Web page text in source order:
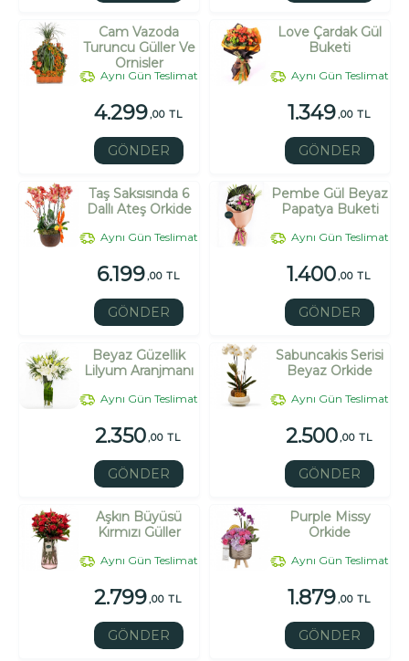
Cam Vazoda
Turuncu Güller Ve
Ornisler
Aynı Gün Teslimat
4.299,00 TL
GÖNDER
Love Çardak Gül
Buketi
Aynı Gün Teslimat
1.349,00 TL
GÖNDER
Taş Saksısında 6
Dallı Ateş Orkide
Aynı Gün Teslimat
6.199,00 TL
GÖNDER
Pembe Gül Beyaz
Papatya Buketi
Aynı Gün Teslimat
1.400,00 TL
GÖNDER
Beyaz Güzellik
Lilyum Aranjmanı
Aynı Gün Teslimat
2.350,00 TL
GÖNDER
Sabuncakis Serisi
Beyaz Orkide
Aynı Gün Teslimat
2.500,00 TL
GÖNDER
Aşkın Büyüsü
Kırmızı Güller
Aynı Gün Teslimat
2.799,00 TL
GÖNDER
Purple Missy
Orkide
Aynı Gün Teslimat
1.879,00 TL
GÖNDER